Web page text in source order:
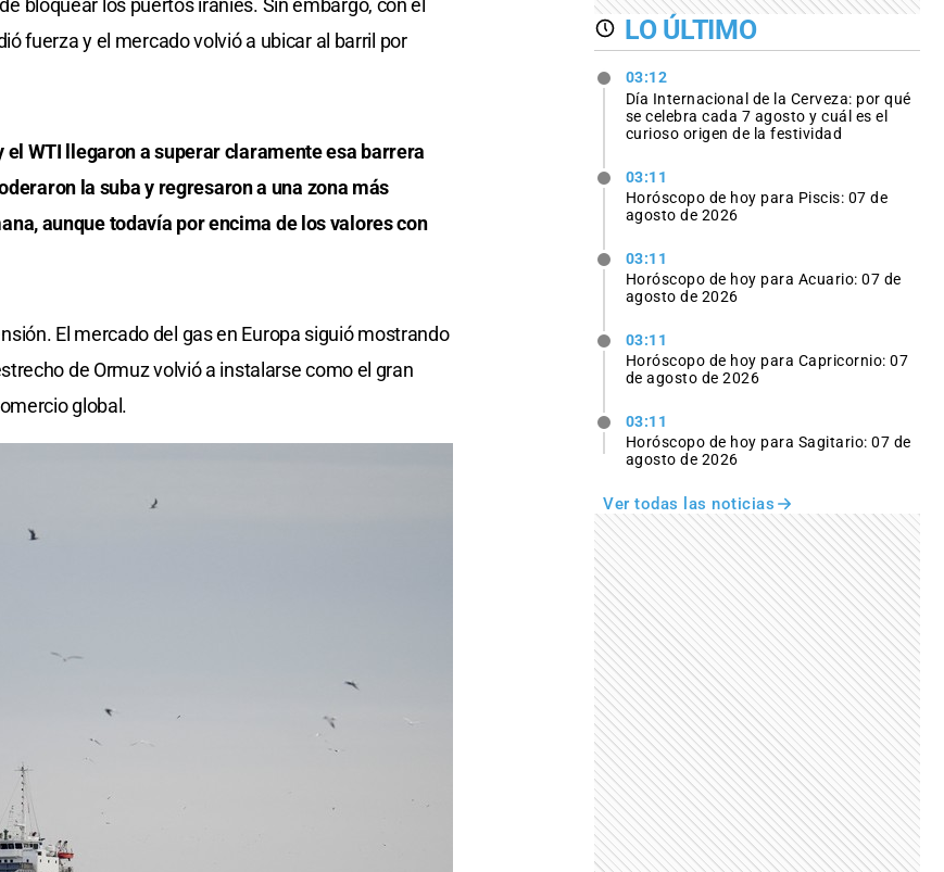
bloquear los puertos iraníes. Sin embargo, con el
fuerza y el mercado volvió a ubicar al barril por
WTI llegaron a superar claramente esa barrera
la suba y regresaron a una zona más
aunque todavía por encima de los valores con
El mercado del gas en Europa siguió mostrando
de Ormuz volvió a instalarse como el gran
global.
LO ÚLTIMO
03:12
Día Internacional de la Cerveza: por qué
se celebra cada 7 agosto y cuál es el
curioso origen de la festividad
03:11
Horóscopo de hoy para Piscis: 07 de
agosto de 2026
03:11
Horóscopo de hoy para Acuario: 07 de
agosto de 2026
03:11
Horóscopo de hoy para Capricornio: 07
de agosto de 2026
03:11
Horóscopo de hoy para Sagitario: 07 de
agosto de 2026
Ver todas las noticias